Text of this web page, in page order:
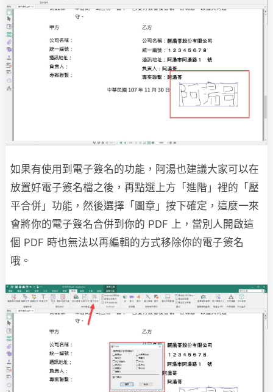
如果有使用到電子簽名的功能，阿湯也建議大家可以在
放置好電子簽名檔之後，再點選上方「進階」裡的「壓
平合併」功能，然後選擇「圖章」按下確定，這麼一來
會將你的電子簽名合併到你的 PDF 上，當別人開啟這
個 PDF 時也無法以再編輯的方式移除你的電子簽名
哦。